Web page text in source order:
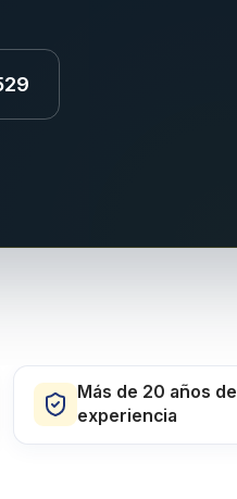
Más de 20 años de
experiencia